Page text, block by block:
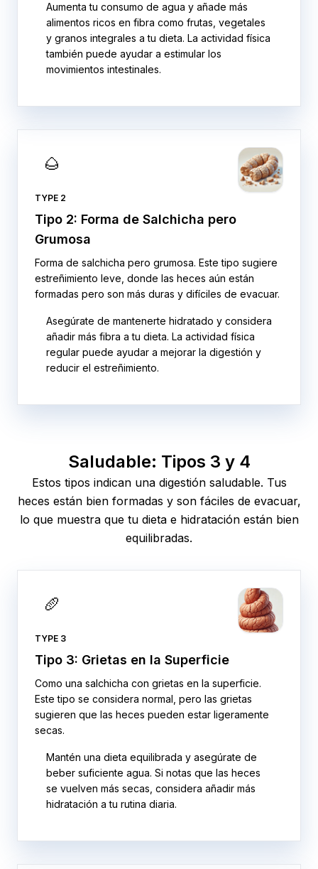
Aumenta tu consumo de agua y añade más
alimentos ricos en fibra como frutas, vegetales
y granos integrales a tu dieta. La actividad física
también puede ayudar a estimular los
movimientos intestinales.
🌰
TYPE 2
Tipo 2: Forma de Salchicha pero
Grumosa
Forma de salchicha pero grumosa. Este tipo sugiere
estreñimiento leve, donde las heces aún están
formadas pero son más duras y difíciles de evacuar.
Asegúrate de mantenerte hidratado y considera
añadir más fibra a tu dieta. La actividad física
regular puede ayudar a mejorar la digestión y
reducir el estreñimiento.
Saludable: Tipos 3 y 4
Estos tipos indican una digestión saludable. Tus
heces están bien formadas y son fáciles de evacuar,
lo que muestra que tu dieta e hidratación están bien
equilibradas.
🥖
TYPE 3
Tipo 3: Grietas en la Superficie
Como una salchicha con grietas en la superficie.
Este tipo se considera normal, pero las grietas
sugieren que las heces pueden estar ligeramente
secas.
Mantén una dieta equilibrada y asegúrate de
beber suficiente agua. Si notas que las heces
se vuelven más secas, considera añadir más
hidratación a tu rutina diaria.